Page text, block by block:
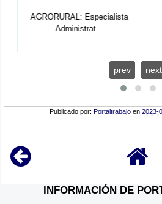
AGRORURAL: Especialista
Administrat...
prev next
Publicado por: Portaltrabajo en2023-
INFORMACIÓN DE